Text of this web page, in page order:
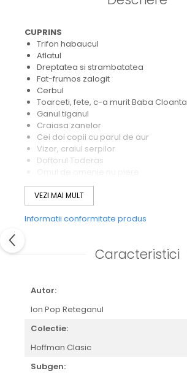
CUPRINS
Trifon habaucul
Aflatul
Dreptatea si strambatatea
Fat-frumos zalogit
Cerbul
Toarceti, fete, c-a murit Baba Cloanta
Ganul tiganul
Craiasa zanelor
Cei doi copii cu parul de aur
Vizor, craiul serpilor
Doftorul Toderas
GLOSAR
VEZI MAI MULT
Informatii conformitate produs
Caracteristici
Autor:
Ion Pop Reteganul
Colectie:
Hoffman Clasic
Subgen: